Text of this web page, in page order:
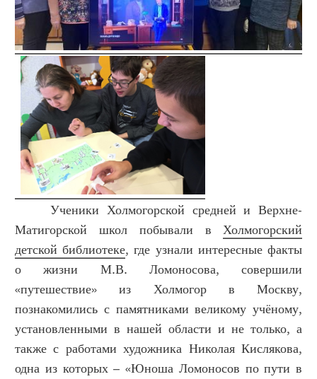
Ученики Холмогорской средней и Верхне-
Матигорской школ побывали в Холмогорский
детской библиотеке, где узнали интересные факты
о жизни М.В. Ломоносова, совершили
«путешествие» из Холмогор в Москву,
познакомились с памятниками великому учёному,
установленными в нашей области и не только, а
также с работами художника Николая Кислякова,
одна из которых – «Юноша Ломоносов по пути в